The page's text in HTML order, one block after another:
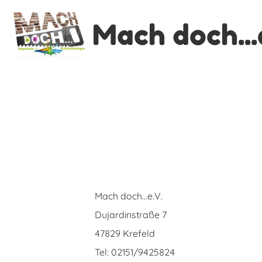
Mach
Mach doch...e.V.
Dujardinstraße 7
47829 Krefeld
Tel: 02151/9425824